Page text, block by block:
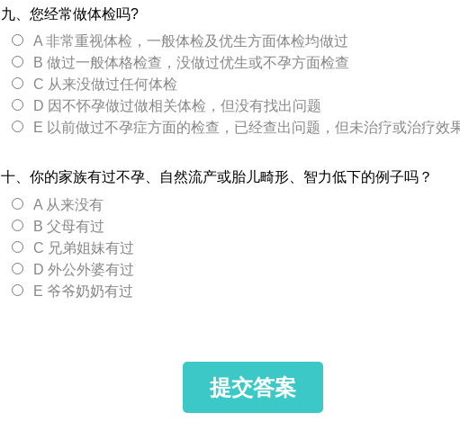
九、您经常做体检吗?
A 非常重视体检，一般体检及优生方面体检均做过
B 做过一般体格检查，没做过优生或不孕方面检查
C 从来没做过任何体检
D 因不怀孕做过做相关体检，但没有找出问题
E 以前做过不孕症方面的检查，已经查出问题，但未治疗或治疗效
十、你的家族有过不孕、自然流产或胎儿畸形、智力低下的例子吗？
A 从来没有
B 父母有过
C 兄弟姐妹有过
D 外公外婆有过
E 爷爷奶奶有过